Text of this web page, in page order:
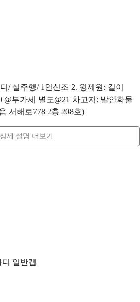
/ 실주행/ 1인신조 2. 윙제원: 길이
@부가세 별도@21 차고지: 발안화물
서해로778 2층 208호)
상세 설명 더보기
일반캡